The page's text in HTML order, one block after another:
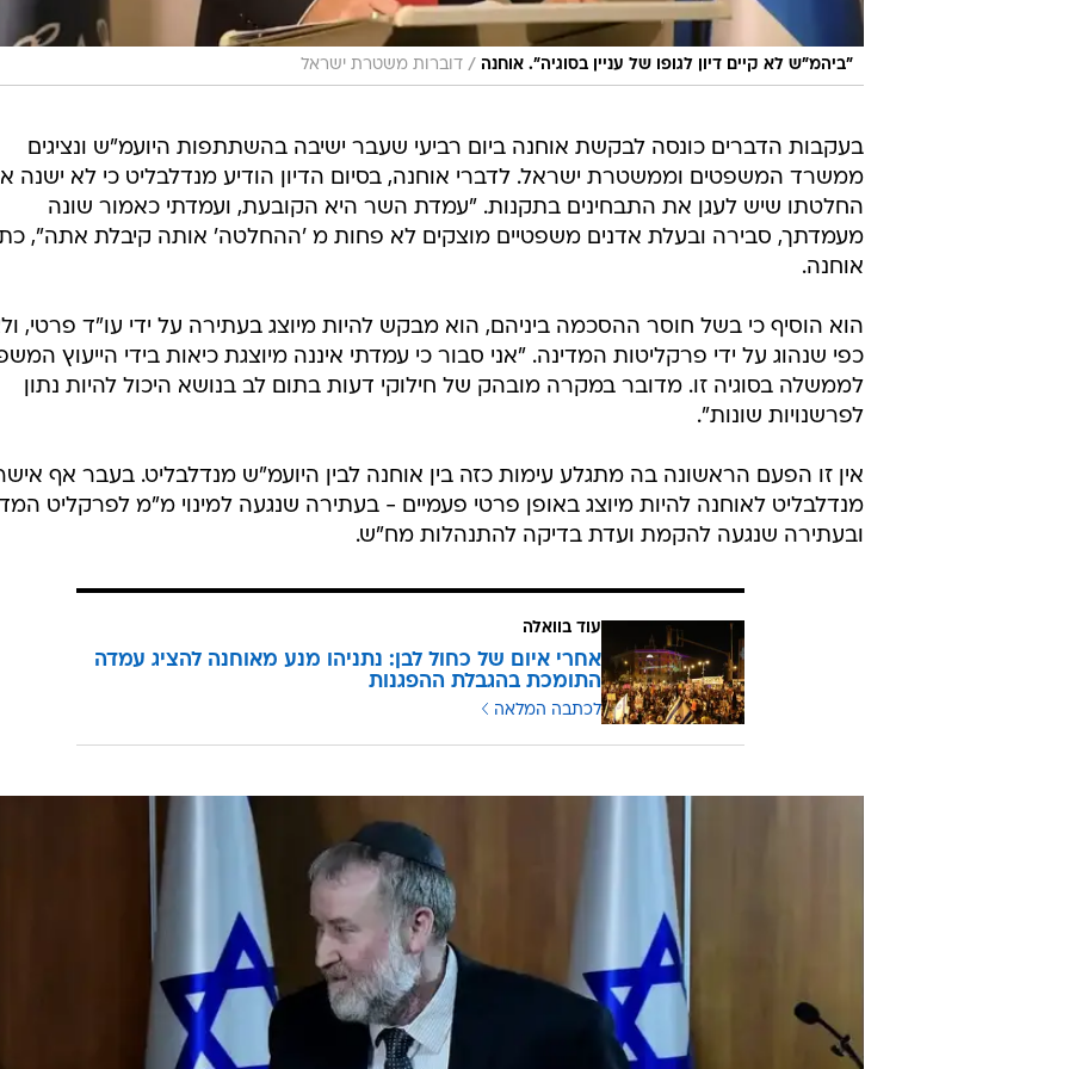
"ביהמ"ש לא קיים דיון לגופו של עניין בסוגיה". אוחנה / דוברות משטרת ישראל
בעקבות הדברים כונסה לבקשת אוחנה ביום רביעי שעבר ישיבה בהשתתפות היועמ"ש ונציגים
ממשרד המשפטים וממשטרת ישראל. לדברי אוחנה, בסיום הדיון הודיע מנדלבליט כי לא ישנה
החלטתו שיש לעגן את התבחינים בתקנות. "עמדת השר היא הקובעת, ועמדתי כאמור שונה
מעמדתך, סבירה ובעלת אדנים משפטיים מוצקים לא פחות מ 'ההחלטה' אותה קיבלת אתה",
אוחנה.
הוא הוסיף כי בשל חוסר ההסכמה ביניהם, הוא מבקש להיות מיוצג בעתירה על ידי עו"ד פרטי,
כפי שנהוג על ידי פרקליטות המדינה. "אני סבור כי עמדתי איננה מיוצגת כיאות בידי הייעוץ
לממשלה בסוגיה זו. מדובר במקרה מובהק של חילוקי דעות בתום לב בנושא היכול להיות נתון
לפרשנויות שונות".
אין זו הפעם הראשונה בה מתגלע עימות כזה בין אוחנה לבין היועמ"ש מנדלבליט. בעבר אף
מנדלבליט לאוחנה להיות מיוצג באופן פרטי פעמיים - בעתירה שנגעה למינוי מ"מ לפרקליט
ובעתירה שנגעה להקמת ועדת בדיקה להתנהלות מח"ש.
עוד בוואלה
אחרי איום של כחול לבן: נתניהו מנע מאוחנה להציג עמדה
התומכת בהגבלת ההפגנות
לכתבה המלאה